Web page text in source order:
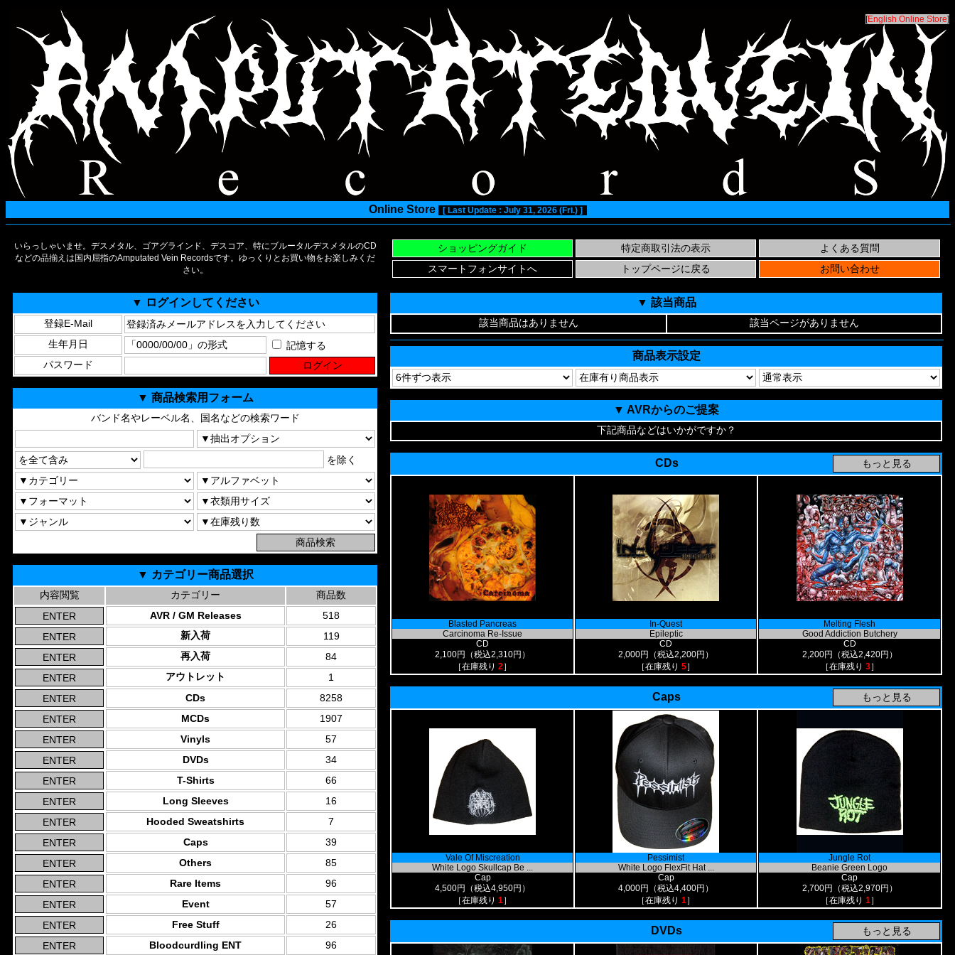
[English Online Store]
Online Store [ Last Update : July 31, 2026 (Fri.) ]
いらっしゃいませ。デスメタル、ゴアグラインド、デスコア、特にブルータルデスメタルのCD
などの品揃えは国内屈指のAmputated Vein Recordsです。ゆっくりとお買い物をお楽しみくだ
さい。
▼ ログインしてください
登録E-Mail
生年月日
記憶する
パスワード
▼ 商品検索用フォーム
バンド名やレーベル名、国名などの検索ワード
を除く
▼ カテゴリー商品選択
内容閲覧 カテゴリー
商品数
AVR / GM Releases
518
新入荷
119
再入荷
84
アウトレット
1
CDs
8258
MCDs
1907
Vinyls
57
DVDs
34
T-Shirts
66
Long Sleeves
16
Hooded Sweatshirts
7
Caps
39
Others
85
Rare Items
96
Event
57
Free Stuff
26
Bloodcurdling ENT
96
▼ 該当商品
該当商品はありません 該当ページがありません
商品表示設定
▼ AVRからのご提案
下記商品などはいかがですか？
CDs
Blasted Pancreas
Carcinoma Re-Issue
CD
2,100円（税込2,310円）
［在庫残り 2］
In-Quest
Epileptic
CD
2,000円（税込2,200円）
［在庫残り 5］
Melting Flesh
Good Addiction Butchery
CD
2,200円（税込2,420円）
［在庫残り 3］
Caps
Vale Of Miscreation
White Logo Skullcap Be ...
Cap
4,500円（税込4,950円）
［在庫残り 1］
Pessimist
White Logo FlexFit Hat ...
Cap
4,000円（税込4,400円）
［在庫残り 1］
Jungle Rot
Beanie Green Logo
Cap
2,700円（税込2,970円）
［在庫残り 1］
DVDs